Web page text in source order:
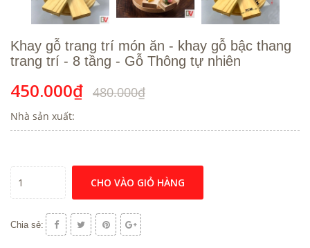
Khay gỗ trang trí món ăn - khay gỗ bậc thang
trang trí - 8 tầng - Gỗ Thông tự nhiên
450.000₫ 480.000₫
Nhà sản xuất:
CHO VÀO GIỎ HÀNG
Chia sẻ: